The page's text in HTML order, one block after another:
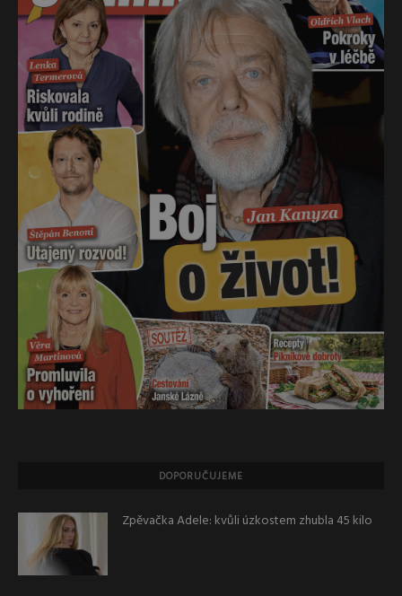
DOPORUČUJEME
Zpěvačka Adele: kvůli úzkostem zhubla 45 kilo